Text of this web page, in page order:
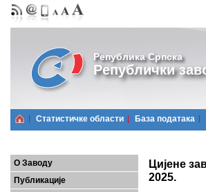
Република Српска
Републички
Статистичке области Базa података
О Заводу
Публикације
Цијене
2025.